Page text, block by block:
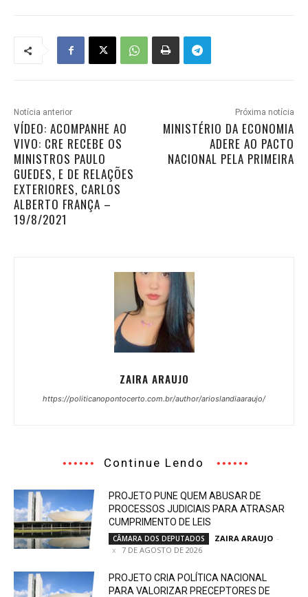
Notícia anterior
VÍDEO: ACOMPANHE AO
VIVO: CRE RECEBE OS
MINISTROS PAULO
GUEDES, E DE RELAÇÕES
EXTERIORES, CARLOS
ALBERTO FRANÇA –
19/8/2021
Próxima notícia
MINISTÉRIO DA ECONOMIA
ADERE AO PACTO
NACIONAL PELA PRIMEIRA
ZAIRA ARAUJO
https://politicanopontocerto.com.br/author/arioslandiaaraujo/
Continue Lendo
PROJETO PUNE QUEM ABUSAR DE
PROCESSOS JUDICIAIS PARA ATRASAR
CUMPRIMENTO DE LEIS
CÂMARA DOS DEPUTADOS ZAIRA ARAUJO -
7 DE AGOSTO DE 2026
PROJETO CRIA POLÍTICA NACIONAL
PARA VALORIZAR PRECEPTORES DE